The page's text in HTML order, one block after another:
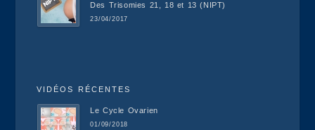
Des Trisomies 21, 18 et 13 (NIPT)
23/04/2017
VIDÉOS RÉCENTES
Le Cycle Ovarien
01/09/2018